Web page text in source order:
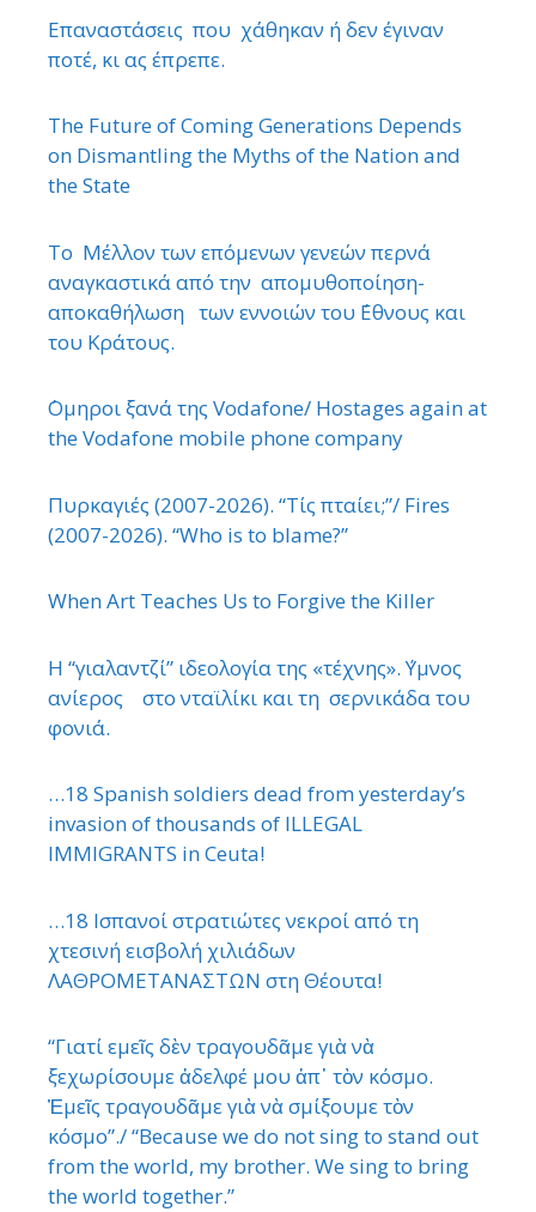
Επαναστάσεις που χάθηκαν ή δεν έγιναν
ποτέ, κι ας έπρεπε.
The Future of Coming Generations Depends
on Dismantling the Myths of the Nation and
the State
Το Μέλλον των επόμενων γενεών περνά
αναγκαστικά από την απομυθοποίηση-
αποκαθήλωση των εννοιών του ΄Εθνους και
του Κράτους.
΄Ομηροι ξανά της Vodafone/ Hostages again at
the Vodafone mobile phone company
Πυρκαγιές (2007-2026). “Τίς πταίει;”/ Fires
(2007-2026). “Who is to blame?”
When Art Teaches Us to Forgive the Killer
Η “γιαλαντζί” ιδεολογία της «τέχνης». ΄Υμνος
ανίερος στο νταϊλίκι και τη σερνικάδα του
φονιά.
…18 Spanish soldiers dead from yesterday’s
invasion of thousands of ILLEGAL
IMMIGRANTS in Ceuta!
…18 Ισπανοί στρατιώτες νεκροί από τη
χτεσινή εισβολή χιλιάδων
ΛΑΘΡΟΜΕΤΑΝΑΣΤΩΝ στη Θέουτα!
“Γιατί εμεῖς δὲν τραγουδᾶμε γιὰ νὰ
ξεχωρίσουμε ἀδελφέ μου ἀπ᾿ τὸν κόσμο.
Ἐμεῖς τραγουδᾶμε γιὰ νὰ σμίξουμε τὸν
κόσμο”./ “Because we do not sing to stand out
from the world, my brother. We sing to bring
the world together.”